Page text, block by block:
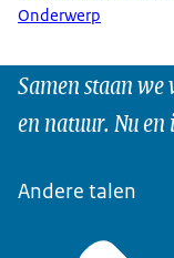
Onderwerp
Samen staan
en natuur. Nu
Andere talen